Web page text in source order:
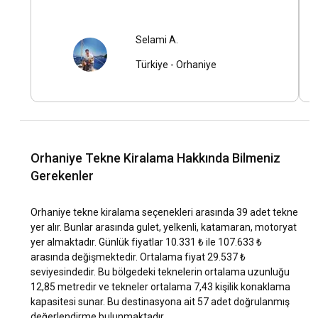
Selimiye ve Hisarönü Marinaları öne çıkar. Bu marinalarda
birçok hizmeti bulabilir, teknenizle konaklamak için ideal bir
Orhaniye'de kiralayacağınız bir tekne ile birçok etkinlik
düzenleyebilirsiniz. Doğum günü kutlamalarından, aile
toplantılarına, özel yemeklerden, kahvaltılara kadar birçok
hizmeti, tatilinize farklı bir boyut katacaktır.
Orhaniye lokasyonunda kaptanlı mı kaptansız mı
tekne kiralamalıyım?
Orhaniye'deki tekne kiralamalarında hem kaptanlı, hem de
kaptansız seçenekler mevcuttur. Eğer daha önce de bir
Selami A.
Türkiye - Orhaniye
Orhaniye Tekne Kiralama Hakkında Bilmeniz
Gerekenler
Orhaniye tekne kiralama seçenekleri arasında 39 adet tekne
yer alır. Bunlar arasında gulet, yelkenli, katamaran, motoryat
yer almaktadır. Günlük fiyatlar 10.331 ₺ ile 107.633 ₺
arasında değişmektedir. Ortalama fiyat 29.537 ₺
seviyesindedir. Bu bölgedeki teknelerin ortalama uzunluğu
12,85 metredir ve tekneler ortalama 7,43 kişilik konaklama
kapasitesi sunar. Bu destinasyona ait 57 adet doğrulanmış